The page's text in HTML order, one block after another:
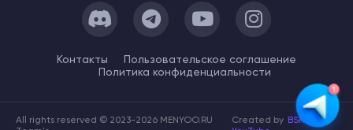
Контакты
Пользовательское cоглашение
Политика конфиденциальности
All rights reserved © 2023-2026 MENYOO.RU
Created by BSK